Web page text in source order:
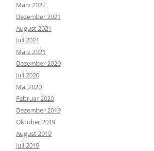
März 2022
Dezember 2021
August 2021
Juli 2021
März 2021
Dezember 2020
Juli 2020
Mai 2020
Februar 2020
Dezember 2019
Oktober 2019
August 2019
Juli 2019